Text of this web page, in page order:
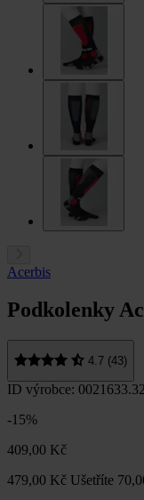
Acerbis
Podkolenky
4.7 (43)
ID výrobce:
-15%
409,00 Kč
479,00 Kč Ušetříte